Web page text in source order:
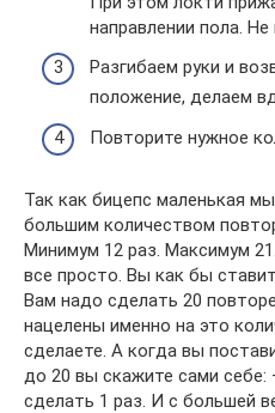
направлении пола.
Разгибаем руки и
положение, делаем
Повторите нужное
Так как бицепс маленькая
большим количеством
Минимум 12 раз. Максимум
все просто. Вы как бы
Вам надо сделать 20
нацелены именно на это
сделаете. А когда вы
до 20 вы скажите сами
сделать 1 раз. И с большей